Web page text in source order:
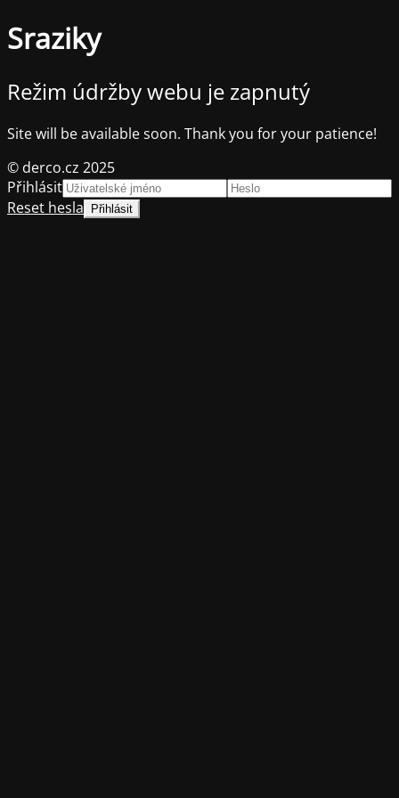
Sraziky
Režim údržby webu je zapnutý
Site will be available soon. Thank you for your patience!
© derco.cz 2025
Přihlásit
Reset hesla